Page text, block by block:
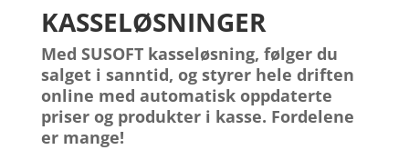
KASSELØSNINGER
Med SUSOFT kasseløsning, følger du
salget i sanntid, og styrer hele driften
online med automatisk oppdaterte
priser og produkter i kasse. Fordelene
er mange!